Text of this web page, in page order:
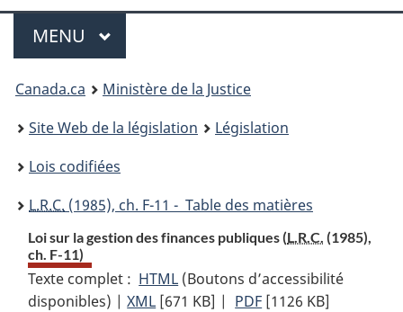
Menu
MENU PRINCIPAL
You
are
here:
Canada.ca
Ministère de la Justice
Site Web de la législation
Législation
Lois codifiées
L.R.C. (1985), ch. F-11 - Table des matières
Loi sur la gestion des finances publiques (L.R.C. (1985),
ch. F-11)
Texte complet : HTML Texte
complet
(Boutons d’accessibilité
disponibles) |XML Texte
[671 KB] | PDF Texte
[1126 KB]